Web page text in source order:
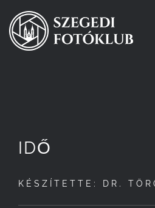
Kihagyás
Pályázatok
Tagjaink
IDŐ
KÉSZÍTETTE: DR.